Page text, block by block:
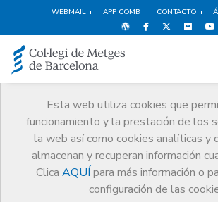
WEBMAIL APP COMB CONTACTO
Esta web utiliza cookies que
funcionamiento y la prestación de los
la web así como cookies analíticas y
almacenan y recuperan información
Clica AQUÍ para más información o
configuración de las
Protección social
Servicios Salud y bienestar del médico
Ayudas y prestaciones del programa